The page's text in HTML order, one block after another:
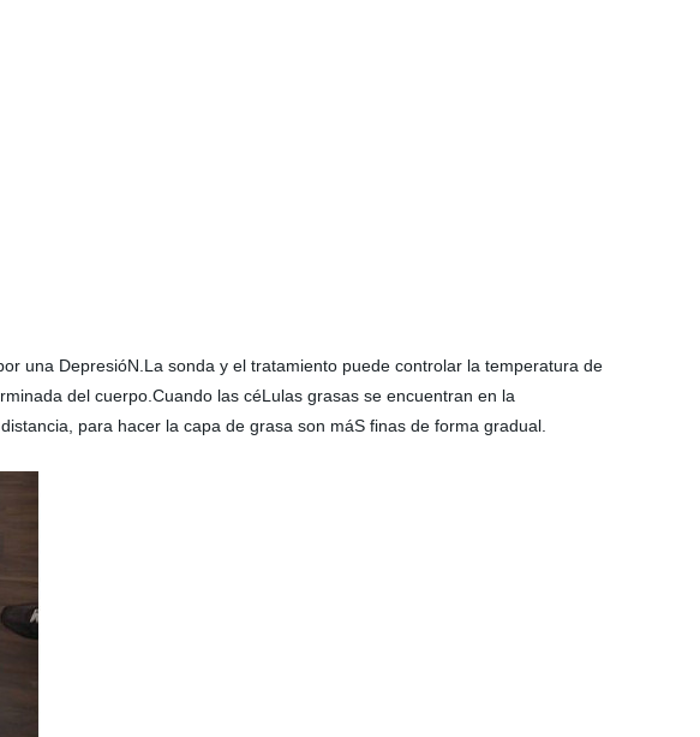
una DepresióN.La sonda y el tratamiento puede controlar la temperatura de
del cuerpo.Cuando las céLulas grasas se encuentran en la
para hacer la capa de grasa son máS finas de forma gradual.